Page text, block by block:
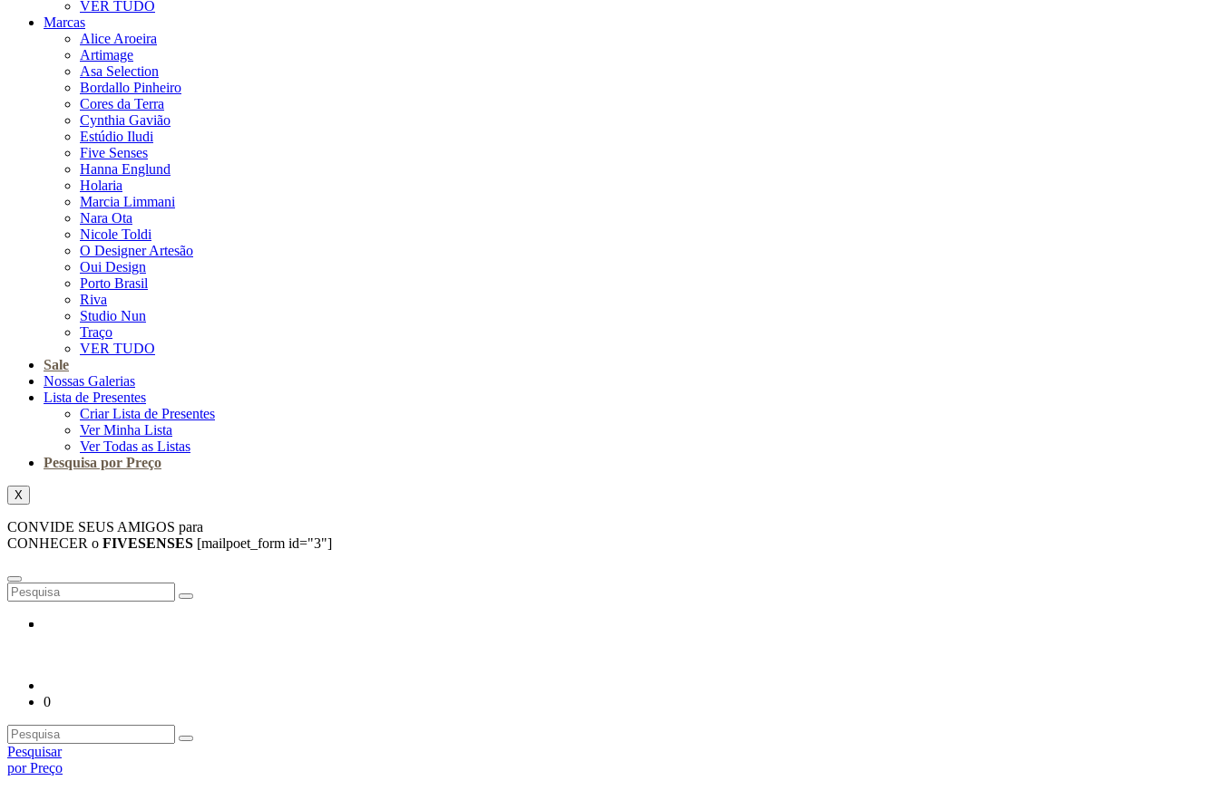
VER TUDO
Marcas
Alice Aroeira
Artimage
Asa Selection
Bordallo Pinheiro
Cores da Terra
Cynthia Gavião
Estúdio Iludi
Five Senses
Hanna Englund
Holaria
Marcia Limmani
Nara Ota
Nicole Toldi
O Designer Artesão
Oui Design
Porto Brasil
Riva
Studio Nun
Traço
VER TUDO
Sale
Nossas Galerias
Lista de Presentes
Criar Lista de Presentes
Ver Minha Lista
Ver Todas as Listas
Pesquisa por Preço
X
CONVIDE SEUS AMIGOS para
CONHECER o FIVESENSES [mailpoet_form id="3"]
0
Pesquisar
por Preço